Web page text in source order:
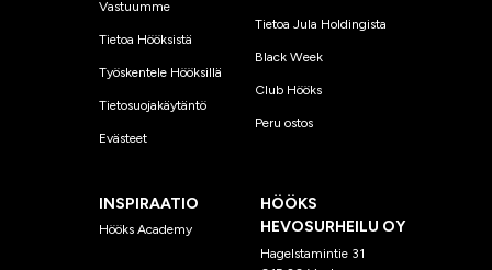
Vastuumme
Tietoa Hööksistä
Työskentele Hööksillä
Tietosuojakäytäntö
Evästeet
Tietoa Jula Holdingista
Black Week
Club Hööks
Peru ostos
INSPIRAATIO
Hööks Academy
HÖÖKS
HEVOSURHEILU OY
Hagelstamintie 31